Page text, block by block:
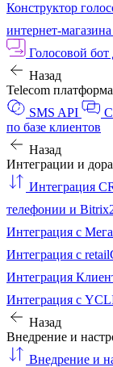
Конструктор
интернет‑магазина
Голосовой
Назад
Telecom платформа
SMS API
по базе клиентов
Назад
Интеграции и
Интеграция
телефонии и
Интеграция с
Интеграция с
Интеграция
Интеграция с
Назад
Внедрение и
Внедрение и